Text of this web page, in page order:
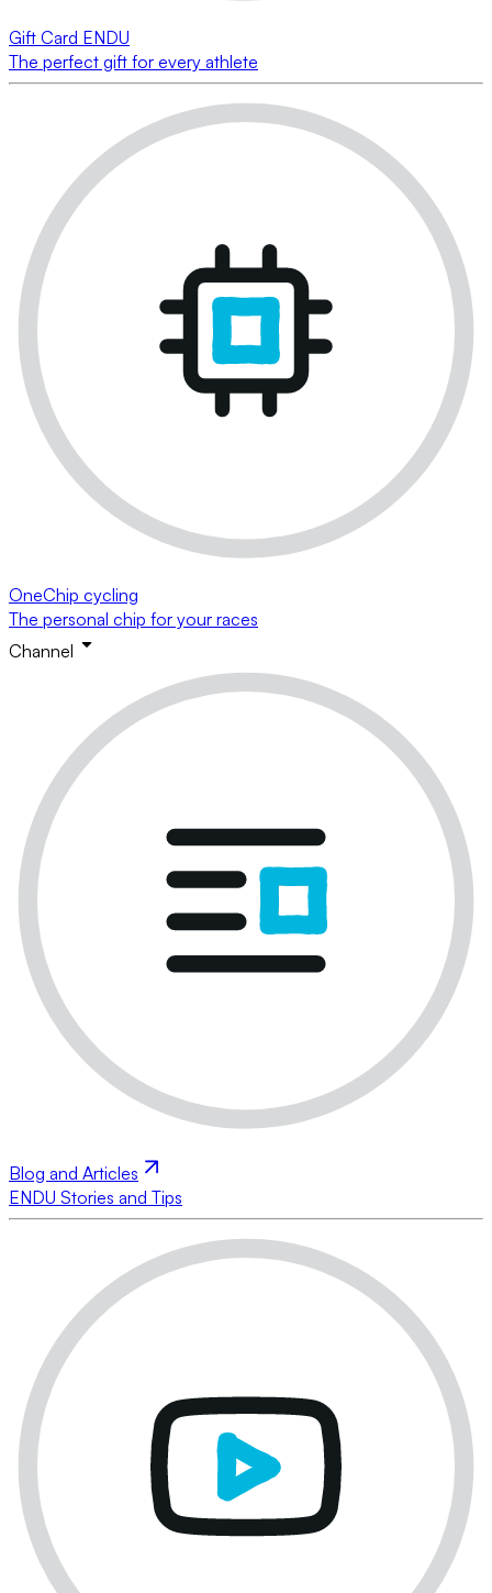
Gift Card ENDU
The perfect gift for every athlete
OneChip cycling
The personal chip for your races
Channel
Blog and Articles
ENDU Stories and Tips